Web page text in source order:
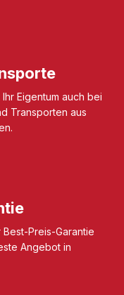
Eigentum auch bei
Transporten aus
Preis-Garantie
Angebot in